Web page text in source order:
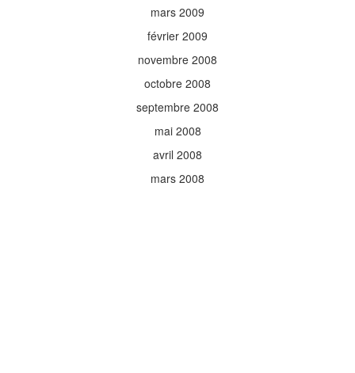
mars 2009
février 2009
novembre 2008
octobre 2008
septembre 2008
mai 2008
avril 2008
mars 2008